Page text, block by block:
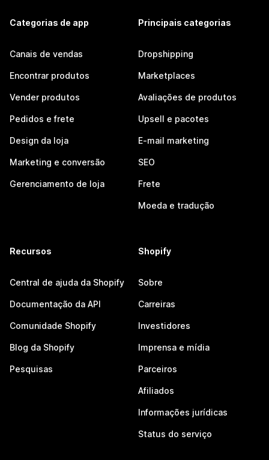
Categorias de app
Canais de vendas
Encontrar produtos
Vender produtos
Pedidos e frete
Design da loja
Marketing e conversão
Gerenciamento de loja
Principais categorias
Dropshipping
Marketplaces
Avaliações de produtos
Upsell e pacotes
E-mail marketing
SEO
Frete
Moeda e tradução
Recursos
Central de ajuda da Shopify
Documentação da API
Comunidade Shopify
Blog da Shopify
Pesquisas
Shopify
Sobre
Carreiras
Investidores
Imprensa e mídia
Parceiros
Afiliados
Informações jurídicas
Status do serviço